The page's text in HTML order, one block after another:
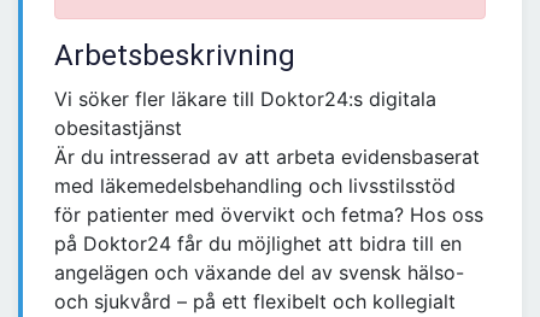
Arbetsbeskrivning
Vi söker fler läkare till Doktor24:s digitala
obesitastjänst
Är du intresserad av att arbeta evidensbaserat
med läkemedelsbehandling och livsstilsstöd
för patienter med övervikt och fetma? Hos oss
på Doktor24 får du möjlighet att bidra till en
angelägen och växande del av svensk hälso-
och sjukvård – på ett flexibelt och kollegialt